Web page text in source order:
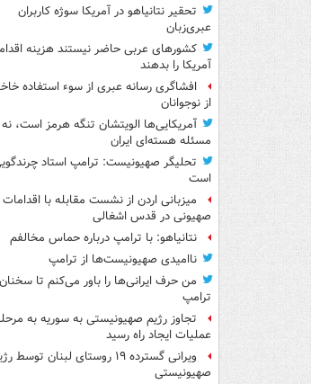
تحقیر نتانیاهو در آمریکا سوژه کاربران
عبری‌زبان
کشورهای عربی حاضر نیستند هزینه
آمریکا را بدهند
افشاگری رسانه عبری از سوء استفاده
از نوجوانان
آمریکایی‌ها الویتشان تنگه هرمز است، نه
مسئله هسته‌ای ایران
تحلیگر صهیونیست: ترامپ استاد
است
میزبانی اردن از نشست مقابله با اقدامات
صهیونی در قدس اشغالی
نتانیاهو: با ترامپ درباره حماس مخالفم
ناامیدی صهیونیست‌ها از ترامپ
من حرف ایرانی‌ها را باور می‌کنم تا سخنان
ترامپ
تجاوز رژیم صهیونیستی به سوریه به
عملیات ایجاد راه رسید
ویرانی گسترده ۱۹ روستای لبنان توسط
صهیونیستی